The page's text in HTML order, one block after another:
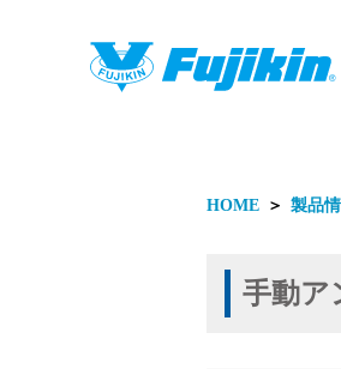
製品情
HOME ＞ 製品
手動ア